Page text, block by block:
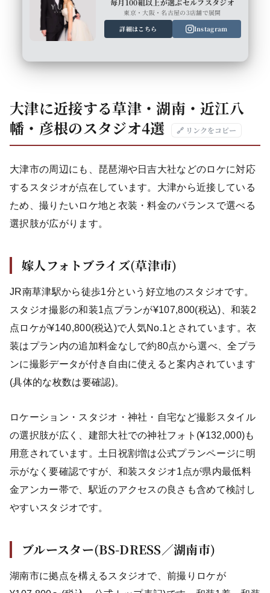
東京・大阪・名古屋の3店舗で展開
詳細はこちら
Instagram
大津に近接する草津・湖南・近江八
幡・彦根のスタジオ4選
🔗 リンクをコピー
大津市の周辺にも、琵琶湖や日吉大社などのロケに対応
するスタジオが点在しています。大津から近接している
ため、撮りたいロケ地と衣装・料金のバランスで選べる
選択肢が広がります。
嫁人フォトブライズ(草津市)
JR南草津駅から徒歩1分という好立地のスタジオです。
スタジオ撮影の和装1点プランが¥107,800(税込)、和装2
点ロケが¥140,800(税込)で人気No.1とされています。衣
装はプラン内の追加料金なしで約80点から選べ、全プラ
ンに撮影データが付き自由に使えると案内されています
(具体的な枚数は要確認)。
ロケーション・スタジオ・神社・自宅など撮影スタイル
の選択肢が広く、建部大社での神社フォト(¥132,000)も
用意されています。土日祝割増は公式プランページに明
示がなく要確認ですが、和装スタジオ1点が県内最低料
金アンカー帯で、駅近のアクセスの良さも含めて検討し
やすいスタジオです。
ブルースター(BS-DRESS／湖南市)
湖南市に拠点を構えるスタジオで、前撮りロケが